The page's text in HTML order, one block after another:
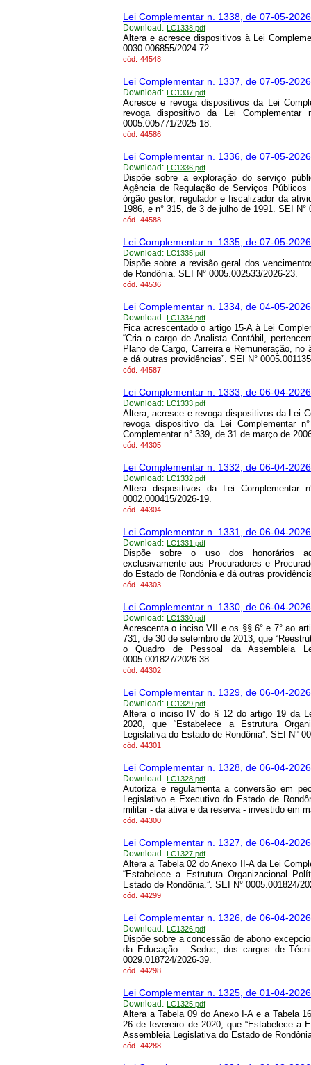
Lei Complementar n. 1338, de 07-05-2026
Download: LC1338.pdf
Altera e acresce dispositivos à Lei
0030.006855/2024-72.
cód. 44548
Lei Complementar n. 1337, de 07-05-2026
Download: LC1337.pdf
Acresce e revoga dispositivos da Lei
revoga dispositivo da Lei
0005.005771/2025-18.
cód. 44586
Lei Complementar n. 1336, de 07-05-2026
Download: LC1336.pdf
Dispõe sobre a exploração do serviço
Agência de Regulação de Serviços
órgão gestor, regulador e fiscalizador da
1986, e n° 315, de 3 de julho de 1991. SEI N°
cód. 44588
Lei Complementar n. 1335, de 07-05-2026
Download: LC1335.pdf
Dispõe sobre a revisão geral dos
de Rondônia. SEI N° 0005.002533/2026-23.
cód. 44536
Lei Complementar n. 1334, de 04-05-2026
Download: LC1334.pdf
Fica acrescentado o artigo 15-A à Lei
“Cria o cargo de Analista Contábil,
Plano de Cargo, Carreira e Remuneração,
e dá outras providências”. SEI N°
cód. 44587
Lei Complementar n. 1333, de 06-04-2026
Download: LC1333.pdf
Altera, acresce e revoga dispositivos da Lei
revoga dispositivo da Lei Complementar
Complementar n° 339, de 31 de março de
cód. 44305
Lei Complementar n. 1332, de 06-04-2026
Download: LC1332.pdf
Altera dispositivos da Lei
0002.000415/2026-19.
cód. 44304
Lei Complementar n. 1331, de 06-04-2026
Download: LC1331.pdf
Dispõe sobre o uso dos honorários
exclusivamente aos Procuradores e
do Estado de Rondônia e dá outras
cód. 44303
Lei Complementar n. 1330, de 06-04-2026
Download: LC1330.pdf
Acrescenta o inciso VII e os §§ 6° e 7° ao
731, de 30 de setembro de 2013, que
o Quadro de Pessoal da Assembleia
0005.001827/2026-38.
cód. 44302
Lei Complementar n. 1329, de 06-04-2026
Download: LC1329.pdf
Altera o inciso IV do § 12 do artigo 19 da
2020, que “Estabelece a Estrutura
Legislativa do Estado de Rondônia”. SEI N°
cód. 44301
Lei Complementar n. 1328, de 06-04-2026
Download: LC1328.pdf
Autoriza e regulamenta a conversão em
Legislativo e Executivo do Estado de
militar - da ativa e da reserva - investido em
cód. 44300
Lei Complementar n. 1327, de 06-04-2026
Download: LC1327.pdf
Altera a Tabela 02 do Anexo II-A da Lei
“Estabelece a Estrutura Organizacional
Estado de Rondônia.”. SEI N° 0005.001824/
cód. 44299
Lei Complementar n. 1326, de 06-04-2026
Download: LC1326.pdf
Dispõe sobre a concessão de abono
da Educação - Seduc, dos cargos de
0029.018724/2026-39.
cód. 44298
Lei Complementar n. 1325, de 01-04-2026
Download: LC1325.pdf
Altera a Tabela 09 do Anexo I-A e a Tabela
26 de fevereiro de 2020, que “Estabelece a
Assembleia Legislativa do Estado de
cód. 44288